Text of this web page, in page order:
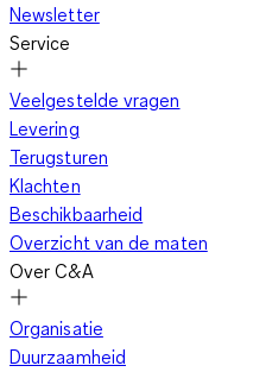
Newsletter
Service
Veelgestelde vragen
Levering
Terugsturen
Klachten
Beschikbaarheid
Overzicht van de maten
Over C&A
Organisatie
Duurzaamheid